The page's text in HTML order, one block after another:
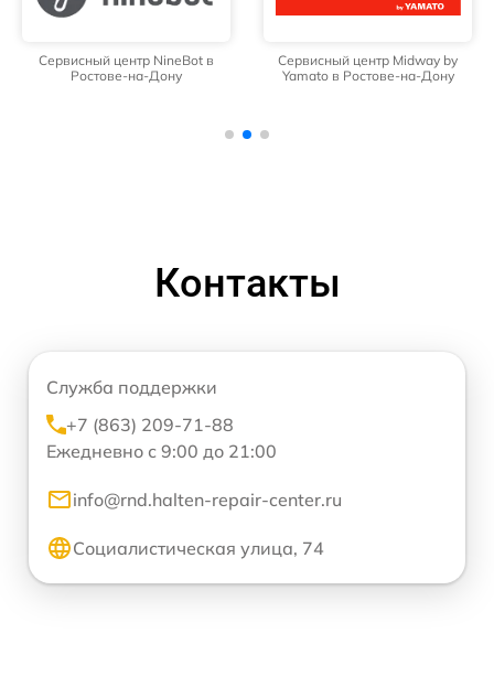
Сервисный центр NineBot в
Ростове-на-Дону
Сервисный центр Midway by
Yamato в Ростове-на-Дону
Контакты
Служба поддержки
+7 (863) 209-71-88
Ежедневно с 9:00 до 21:00
info@rnd.halten-repair-center.ru
Социалистическая улица, 74